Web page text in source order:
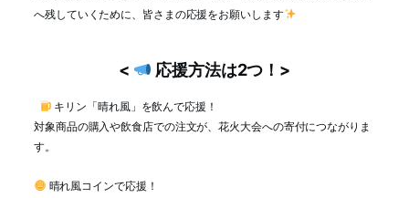
へ残していくために、皆さまの応援をお願いします
< 応援方法は2つ！>
キリン「晴れ風」を飲んで応援！
対象商品の購入や飲食店での注文が、花火大会への寄付につながりま
す。
晴れ風コインで応援！